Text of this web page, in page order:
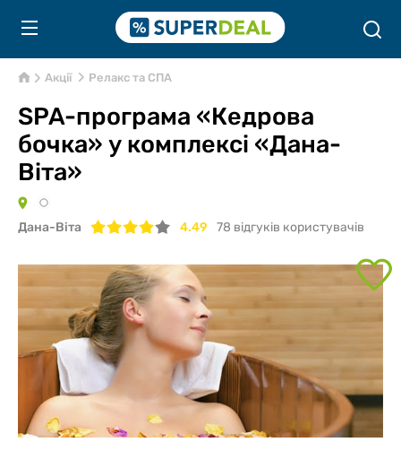
Акції Релакс та СПА
SPA-програма «Кедрова
бочка» у комплексі «Дана-
Віта»
Дана-Віта 4.49 78 відгуків користувачів